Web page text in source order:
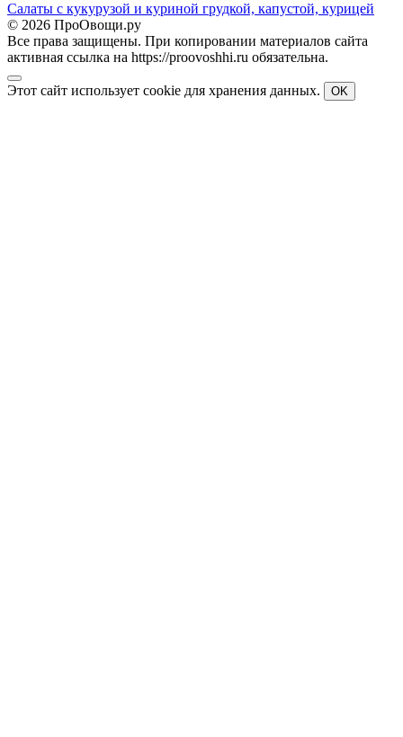
Салаты с кукурузой и куриной грудкой, капустой, курицей
© 2026 ПроОвощи.ру
Все права защищены. При копировании материалов сайта
активная ссылка на https://proovoshhi.ru обязательна.
Этот сайт использует cookie для хранения данных. OK